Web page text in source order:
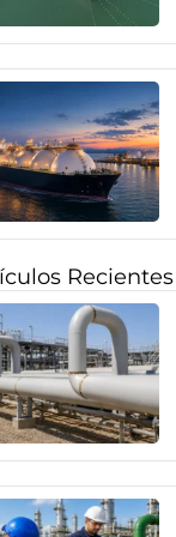
Recientes